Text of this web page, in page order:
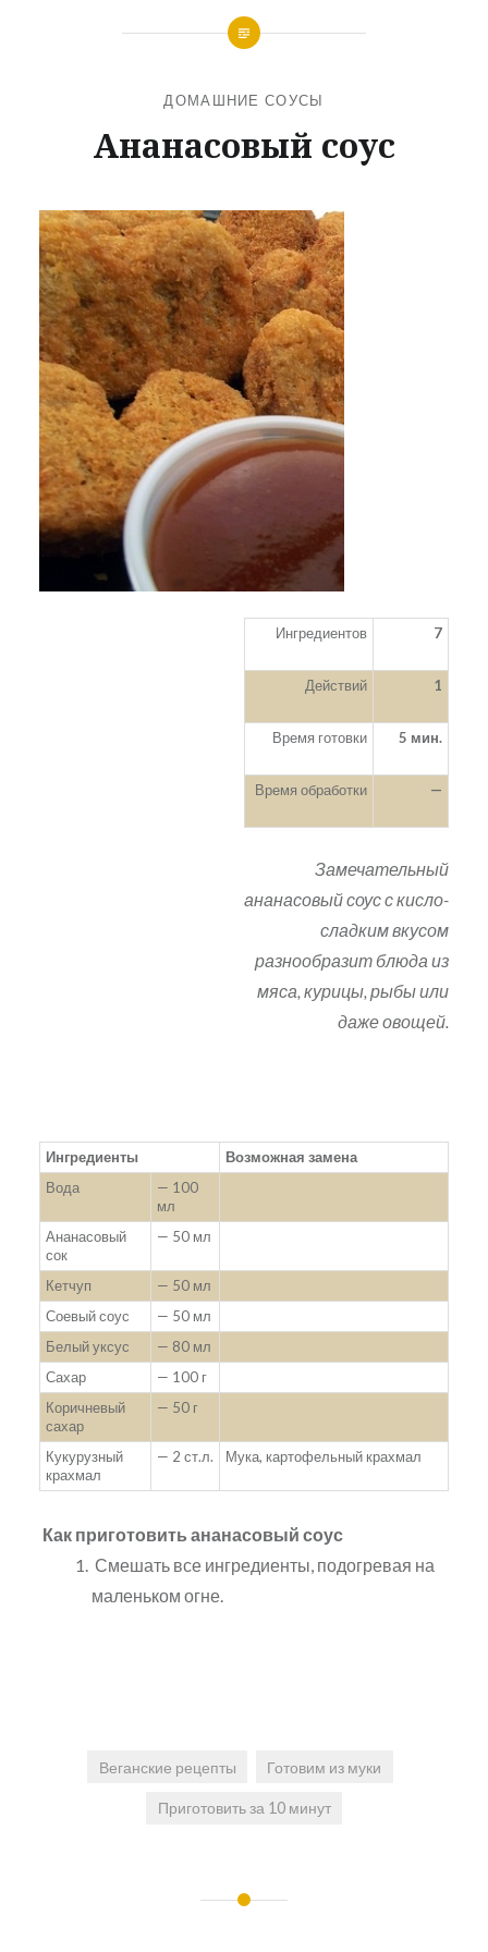
ДОМАШНИЕ СОУСЫ
Ананасовый соус
Ингредиентов 7
Действий 1
Время готовки 5 мин.
Время обработки —
Замечательный
ананасовый соус с кисло-
сладким вкусом
разнообразит блюда из
мяса, курицы, рыбы или
даже овощей.
Ингредиенты
Возможная замена
Вода
— 100
мл
Ананасовый
сок
— 50 мл
Кетчуп
— 50 мл
Соевый соус
— 50 мл
Белый уксус
— 80 мл
Сахар
— 100 г
Коричневый
сахар
— 50 г
Кукурузный
крахмал
— 2 ст.л. Мука, картофельный крахмал
Как приготовить ананасовый соус
Смешать все ингредиенты, подогревая на
маленьком огне.
Веганские рецепты Готовим из муки
Приготовить за 10 минут